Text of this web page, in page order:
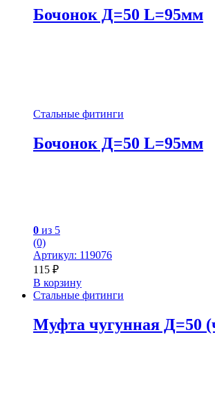
Бочонок Д=50 L=95мм
Стальные фитинги
Бочонок Д=50 L=95мм
0 из 5
(0)
Артикул: 119076
115 ₽
В корзину
Стальные фитинги
Муфта чугунная Д=50